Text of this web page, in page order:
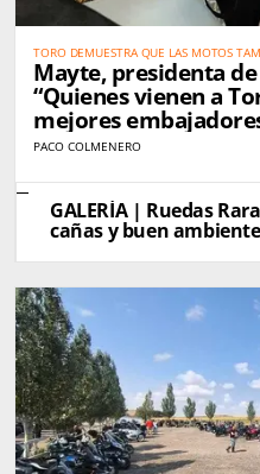
TORO DEMUESTRA QUE LAS MOTOS
PROMOCIÓN DEL TERRITORIO
Mayte, presidenta de
“Quienes vienen a
mejores
PACO COLMENERO
GALERÍA | Ruedas
cañas y buen ambiente